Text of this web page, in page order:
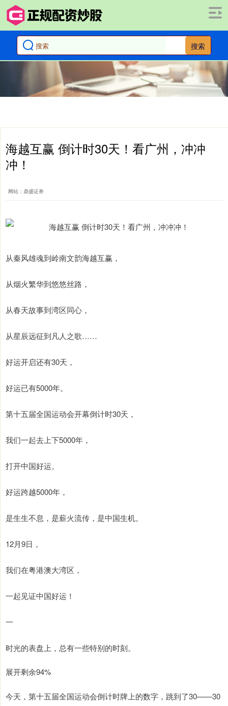
搜索
海越互赢 倒计时30天！看广州，冲冲
冲！
网站：鼎盛证券
从秦风雄魂到岭南文韵海越互赢，
从烟火繁华到悠悠丝路，
从春天故事到湾区同心，
从星辰远征到凡人之歌……
好运开启还有30天，
好运已有5000年。
第十五届全国运动会开幕倒计时30天，
我们一起去上下5000年，
打开中国好运。
好运跨越5000年，
是生生不息，是薪火流传，是中国生机。
12月9日，
我们在粤港澳大湾区，
一起见证中国好运！
一
时光的表盘上，总有一些特别的时刻。
展开剩余94%
今天，第十五届全国运动会倒计时牌上的数字，跳到了30——30